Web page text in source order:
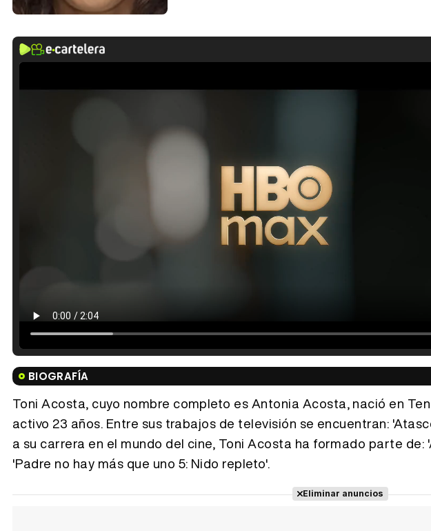
BIOGRAFÍA
Toni Acosta, cuyo nombre completo es Antonia Acosta, nació en
activo 23 años. Entre sus trabajos de televisión se encuentran:
a su carrera en el mundo del cine, Toni Acosta ha formado parte de:
'Padre no hay más que uno 5: Nido repleto'.
Eliminar anuncios